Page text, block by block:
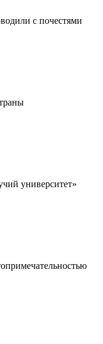
с почестями
университет»